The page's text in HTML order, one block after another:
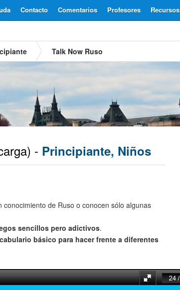
Recursos
Profesores
Comentarios
Contacto
Talk Now Ruso
- Principiante, Niños
conocimiento de Ruso o conocen sólo algunas
sencillos pero adictivos.
básico para hacer frente a diferentes